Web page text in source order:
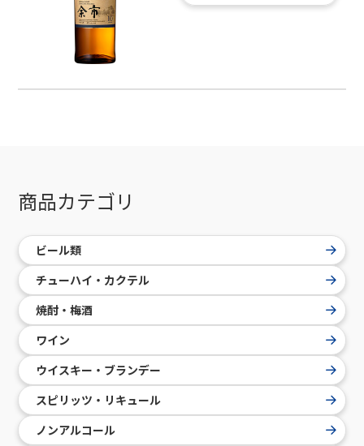
商品カテゴリ
ビール類
チューハイ・カクテル
焼酎・梅酒
ワイン
ウイスキー・ブランデー
スピリッツ・リキュール
ノンアルコール